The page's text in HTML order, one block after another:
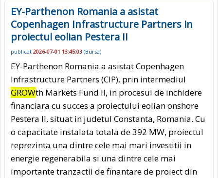
EY-Parthenon Romania a asistat
Copenhagen Infrastructure Partners in
proiectul eolian Pestera II
publicat 2026-07-01 13:45:03 (Bursa)
EY-Parthenon Romania a asistat Copenhagen
Infrastructure Partners (CIP), prin intermediul
GROWth Markets Fund II, in procesul de inchidere
financiara cu succes a proiectului eolian onshore
Pestera II, situat in judetul Constanta, Romania. Cu
o capacitate instalata totala de 392 MW, proiectul
reprezinta una dintre cele mai mari investitii in
energie regenerabila si una dintre cele mai
importante tranzactii de finantare de proiect din